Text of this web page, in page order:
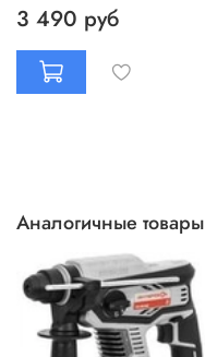
3 490 руб
Аналогичные товары